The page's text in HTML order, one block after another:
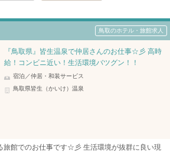
鳥取のホテル・旅館求人
『鳥取県』皆生温泉で仲居さんのお仕事☆彡 高時
給！コンビニ近い！生活環境バツグン！！
宿泊／仲居・和装サービス
鳥取県皆生（かいけ）温泉
旅館でのお仕事です☆彡 生活環境が抜群に良い現